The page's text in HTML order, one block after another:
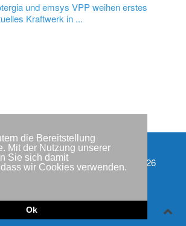
die Bereitstellung
Mit der Nutzung unserer
Sie sich damit
wir Cookies verwenden.
Ok
und emsys VPP weihen erstes
Kraftwerk in ...
Copyright © IWR 2026